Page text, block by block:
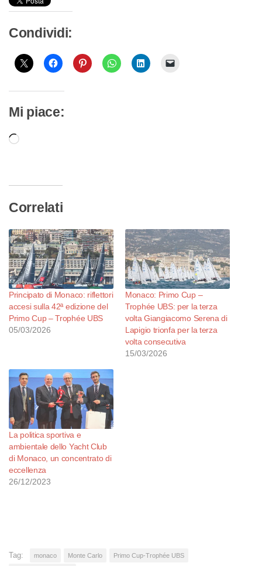
Condividi:
Mi piace:
Caricamento
Correlati
Principato di Monaco: riflettori
accesi sulla 42ª edizione del
Primo Cup – Trophée UBS
05/03/2026
Monaco: Primo Cup –
Trophée UBS: per la terza
volta Giangiacomo Serena di
Lapigio trionfa per la terza
volta consecutiva
15/03/2026
La politica sportiva e
ambientale dello Yacht Club
di Monaco, un concentrato di
eccellenza
26/12/2023
Tag: monaco Monte Carlo Primo Cup-Trophée UBS